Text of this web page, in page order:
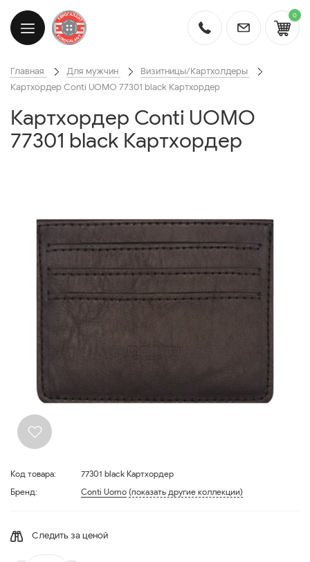
0
Главная Для мужчин
Визитницы/Картхолдеры
Картхордер Conti UOMO 77301 black Картхордер
Картхордер Conti UOMO
77301 black Картхордер
Код товара:
77301 black Картхордер
Бренд:
Conti Uomo (показать другие коллекции)
Следить за ценой